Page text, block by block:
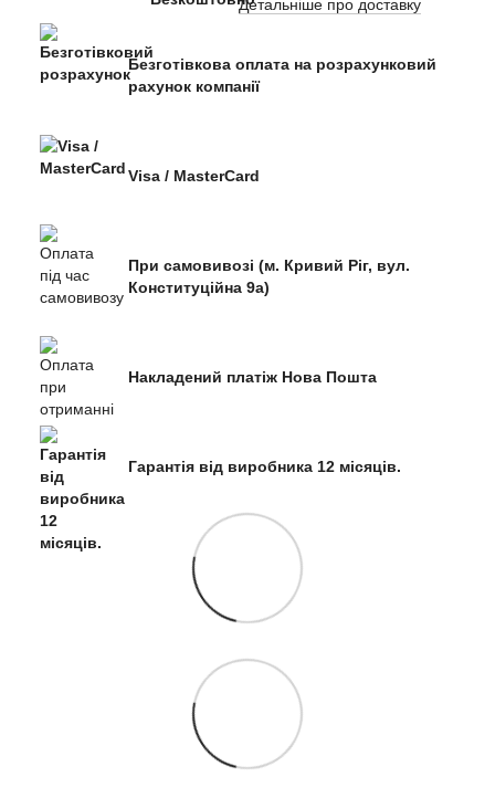
Детальніше про доставку
Безготівкова оплата на розрахунковий
рахунок компанії
Visa / MasterCard
При самовивозі (м. Кривий Ріг, вул.
Конституційна 9а)
Накладений платіж Нова Пошта
Гарантія від виробника 12 місяців.